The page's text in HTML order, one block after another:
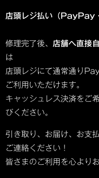
店頭レジ払い（PayPay
修理完了後、 店舗へ直接
は
店頭レジにて通常通り
ご利用いただけます。
キャッシュレス決済をご
びください。
引き取り、お届け、お支
ご連絡ください！
皆さまのご利用を心より